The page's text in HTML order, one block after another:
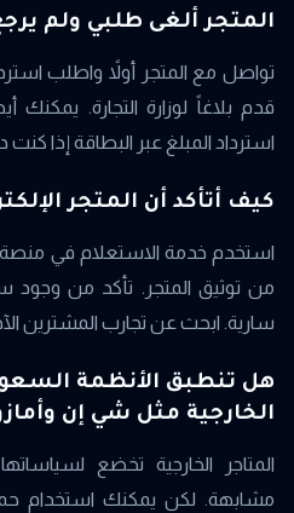
المتجر ألغى طلبي ولم
تواصل مع المتجر أولاً واطلب
قدم بلاغاً لوزارة التجارة.
استرداد المبلغ عبر البطاقة إذا
كيف أتأكد أن المتجر
من توثيق المتجر. تأكد من وجود
سارية. ابحث عن تجارب المشترين
هل تنطبق الأنظمة
الخارجية مثل شي إن
المتاجر الخارجية تخضع
مشابهة. لكن يمكنك استخدام